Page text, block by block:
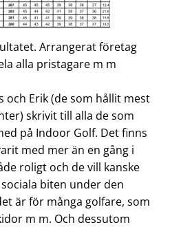
Arrangerat företag
alla pristagare m m
och Erik (de som hållit mest
skrivit till alla de som
på Indoor Golf. Det finns
med mer än en gång i
roligt och de vill kanske
biten under den
är för många golfare, som
m m. Och dessutom